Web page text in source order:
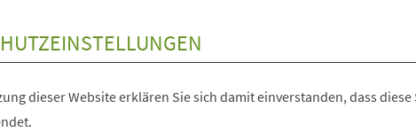
dieser Website erklären Sie sich damit einverstanden, dass diese